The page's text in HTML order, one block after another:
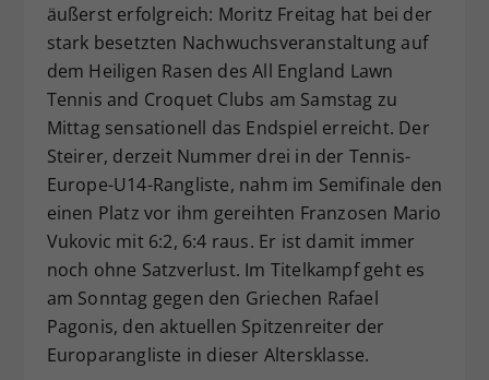
äußerst erfolgreich: Moritz Freitag hat bei der
stark besetzten Nachwuchsveranstaltung auf
dem Heiligen Rasen des All England Lawn
Tennis and Croquet Clubs am Samstag zu
Mittag sensationell das Endspiel erreicht. Der
Steirer, derzeit Nummer drei in der Tennis-
Europe-U14-Rangliste, nahm im Semifinale den
einen Platz vor ihm gereihten Franzosen Mario
Vukovic mit 6:2, 6:4 raus. Er ist damit immer
noch ohne Satzverlust. Im Titelkampf geht es
am Sonntag gegen den Griechen Rafael
Pagonis, den aktuellen Spitzenreiter der
Europarangliste in dieser Altersklasse.
Zweck
Dieser Wert speichert Ihre Consent-
Einstellungen. Unter anderem eine
zufällig generierte ID, für die
historische Speicherung Ihrer
vorgenommen Einstellungen, falls der
Webseiten-Betreiber dies eingestellt